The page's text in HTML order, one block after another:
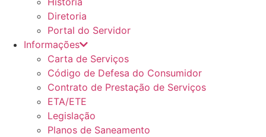
Diretoria
Portal do Servidor
Informações
Carta de Serviços
Código de Defesa do Consumidor
Contrato de Prestação de Serviços
ETA/ETE
Legislação
Planos de Saneamento